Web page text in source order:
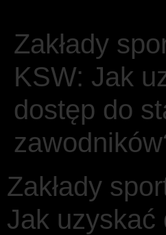
Zakłady
KSW: Jak
dostęp do
Zakłady
Jak uzyskać